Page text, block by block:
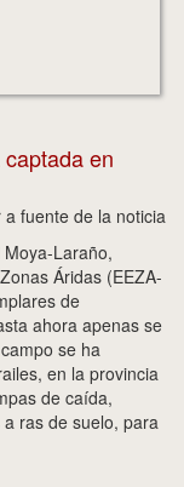
en
a fuente de la noticia
Laraño,
Áridas (EEZA-
de
ahora apenas se
se ha
en la provincia
de caída,
ras de suelo, para